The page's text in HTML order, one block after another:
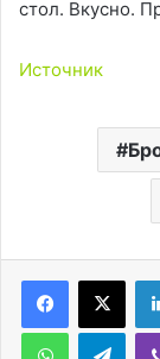
стол. Вкусно.
Источник
WhatsApp